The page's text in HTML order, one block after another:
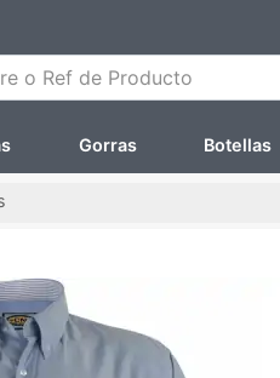
o Ref de Producto
Gorras Botellas